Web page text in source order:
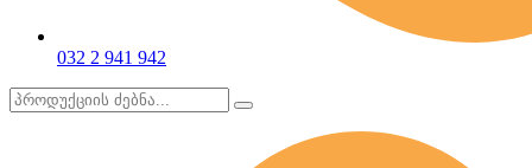
032 2 941 942